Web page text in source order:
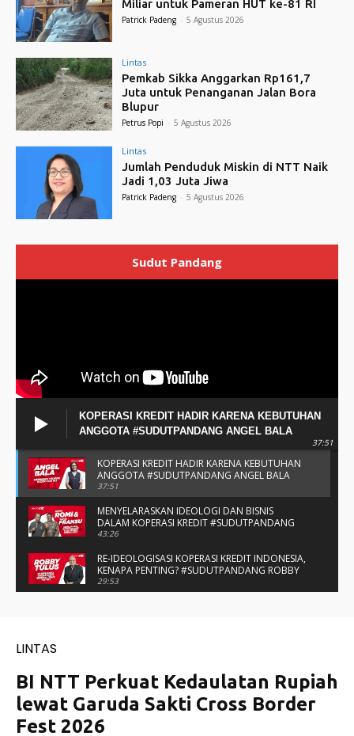
Miliar untuk Pameran HUT ke-81 RI
Patrick Padeng - 5 Agustus 2026
Lintas
Pemkab Sikka Anggarkan Rp161,7
Juta untuk Penanganan Jalan Bora
Blupur
Petrus Popi - 5 Agustus 2026
Lintas
Jumlah Penduduk Miskin di NTT Naik
Jadi 1,03 Juta Jiwa
Patrick Padeng - 5 Agustus 2026
Sudut Pandang
KOPERASI KREDIT HADIR KARENA KEBUTUHAN
ANGGOTA #SUDUTPANDANG ANGEL BALA
37:51
KOPERASI KREDIT HADIR KARENA KEBUTUHAN
ANGGOTA #SUDUTPANDANG ANGEL BALA
37:51
MENYELARASKAN IDEOLOGI DAN BISNIS
DALAM KOPERASI KREDIT #SUDUTPANDANG
BAPAK ROMI & BAPAK FRANSU
43:26
RE-IDEOLOGISASI KOPERASI KREDIT INDONESIA,
KENAPA PENTING? #SUDUTPANDANG ROBBY
TULUS
29:53
AMANCHE OE NINU
16:37
#SUDUTPANDANG ROMO OKTO - MENATA
MUTU SEKOLAH-SEKOLAH KATOLIK
27:34